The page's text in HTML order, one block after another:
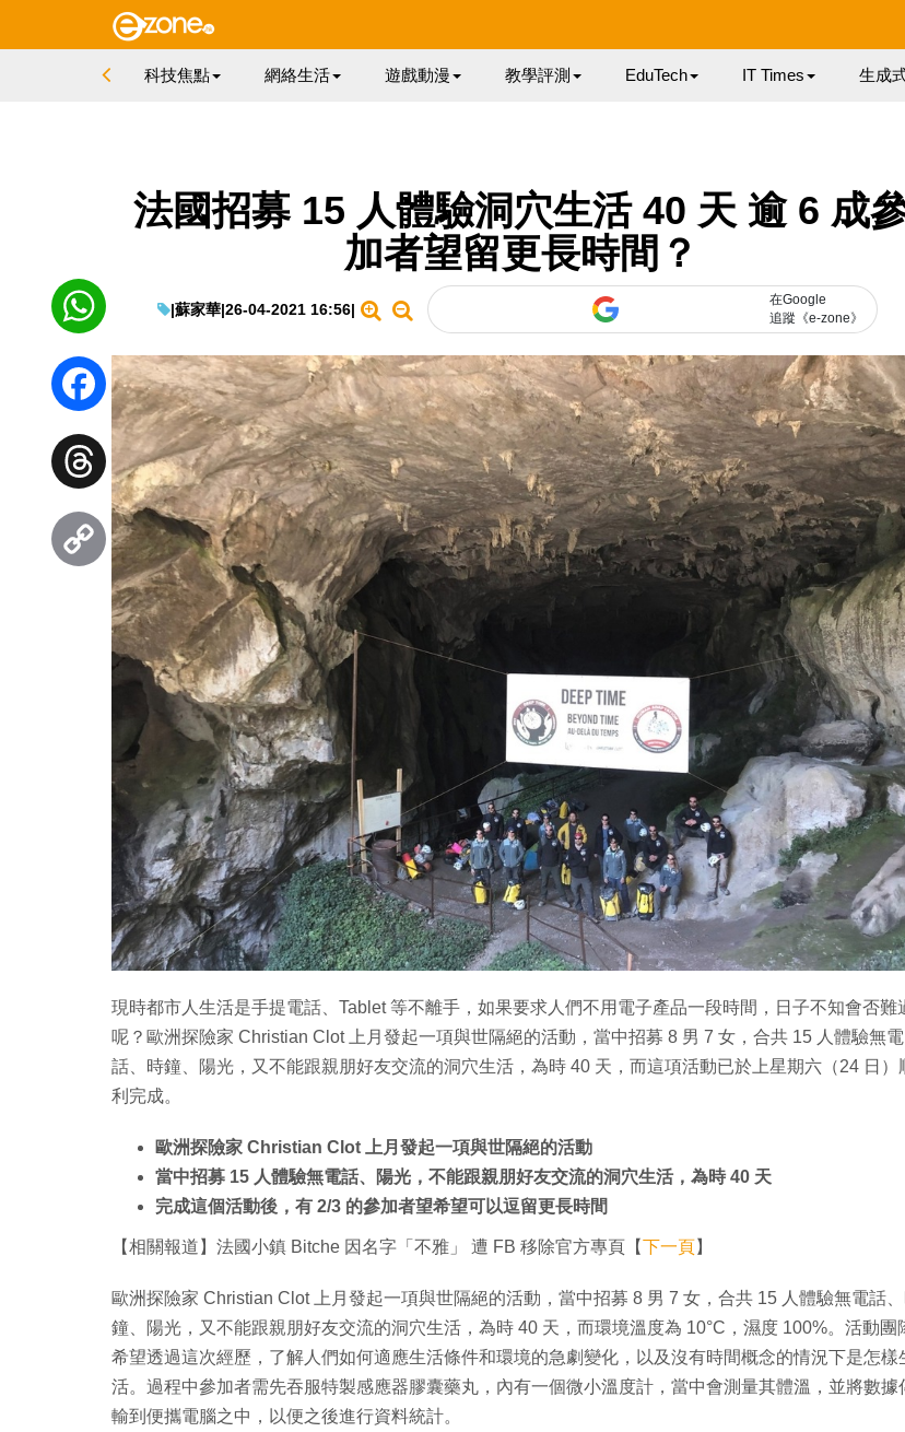
科技焦點 網絡生活 遊戲動漫 教學評測 EduTech IT Times 生成
法國招募 15 人體驗洞穴生活 40 天 逾 6 成
加者望留更長時間？
|蘇家華|26-04-2021 16:56|
在Google
追蹤《e-zone》
現時都市人生活是手提電話、Tablet 等不離手，如果要求人們不用電子產品一段時間，日子不知會否難
呢？歐洲探險家 Christian Clot 上月發起一項與世隔絕的活動，當中招募 8 男 7 女，合共 15 人體驗無電
話、時鐘、陽光，又不能跟親朋好友交流的洞穴生活，為時 40 天，而這項活動已於上星期六（24 日）
利完成。
歐洲探險家 Christian Clot 上月發起一項與世隔絕的活動
當中招募 15 人體驗無電話、陽光，不能跟親朋好友交流的洞穴生活，為時 40 天
完成這個活動後，有 2/3 的參加者望希望可以逗留更長時間
【相關報道】法國小鎮 Bitche 因名字「不雅」 遭 FB 移除官方專頁【下一頁】
歐洲探險家 Christian Clot 上月發起一項與世隔絕的活動，當中招募 8 男 7 女，合共 15 人體驗無電話
鐘、陽光，又不能跟親朋好友交流的洞穴生活，為時 40 天，而環境溫度為 10°C，濕度 100%。活動團
希望透過這次經歷，了解人們如何適應生活條件和環境的急劇變化，以及沒有時間概念的情況下是怎樣
活。過程中參加者需先吞服特製感應器膠囊藥丸，內有一個微小溫度計，當中會測量其體溫，並將數據
輸到便攜電腦之中，以便之後進行資料統計。
WhatsApp
Facebook
Threads
Copy
Link